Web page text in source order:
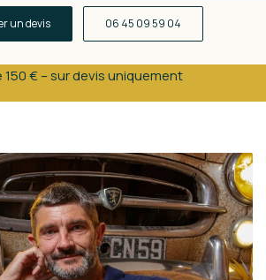
un devis 06 45 09 59 04
150 € – sur devis uniquement